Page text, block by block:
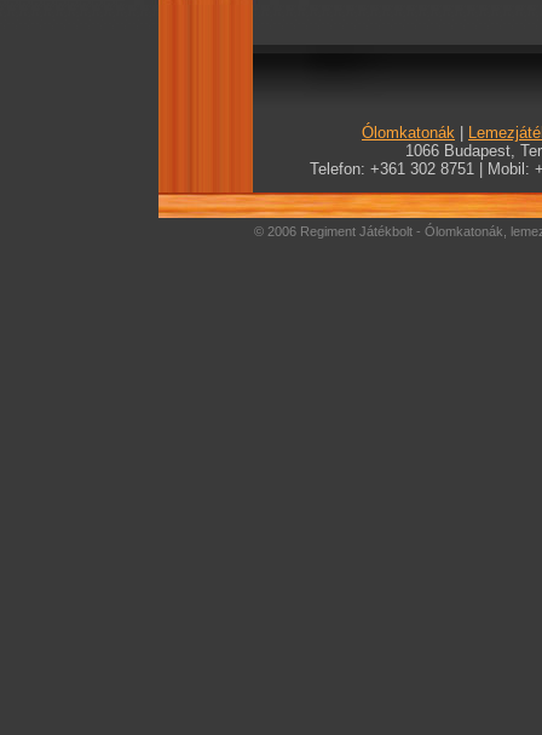
Ólomkatonák
1066 Budapest,
Telefon: +361 302 8751 | Mobil:
© 2006 Regiment Játékbolt - Ólomkatonák,